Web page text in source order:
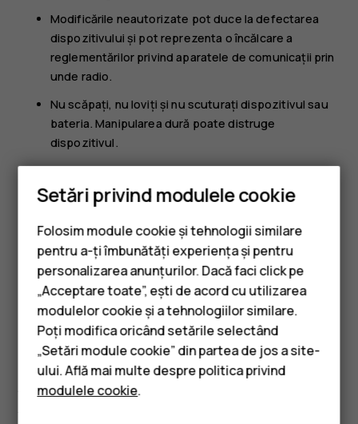
Smartphone-uri
Telefoane clasice
Accesorii
Tablete
Modificările neautorizate pot duce la defectarea
dispozitivului și pot reprezenta o încălcare a
reglementărilor privind aparatele de comunicații prin
unde radio.
Nu scăpați, nu loviți și nu scuturați dispozitivul sau
bateria. Manipularea dură poate distruge
dispozitivul.
Utilizați o lavetă moale, curată și uscată pentru a
curăța suprafața dispozitivului.
funcționarea corectă.
Feriți dispozitivul de magneți sau câmpuri
magnetice.
Pentru ca informațiile importante să fie în siguranță,
stocați-le în cel puțin două locuri separate (cum ar fi
aparatul, cartela de memorie sau calculatorul) sau
scrieți-le pe hârtie.
În timpul funcționării intensive, dispozitivul se poate
Setări privind modulele cookie
Folosim module cookie și tehnologii similare
pentru a-ți îmbunătăți experiența și pentru
personalizarea anunțurilor. Dacă faci click pe
„Acceptare toate”, ești de acord cu utilizarea
modulelor cookie și a tehnologiilor similare.
Poți modifica oricând setările selectând
„Setări module cookie” din partea de jos a site-
ului. Află mai multe despre politica privind
modulele cookie.